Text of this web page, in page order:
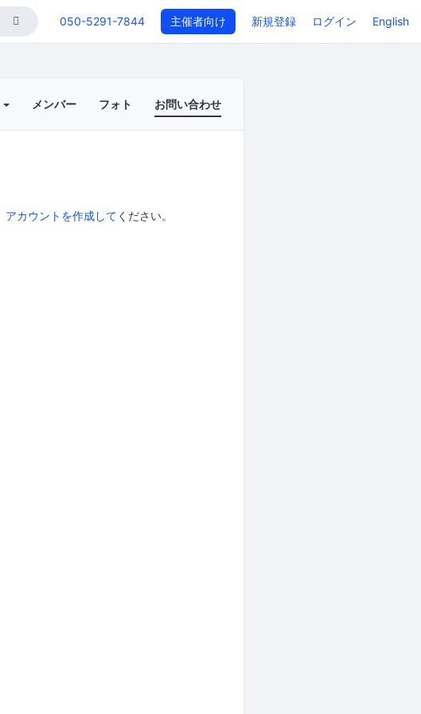
050-5291-7844 主催者向け 新規登録 ログイン English
メンバー フォト お問い合わせ
アカウントを作成して ください。